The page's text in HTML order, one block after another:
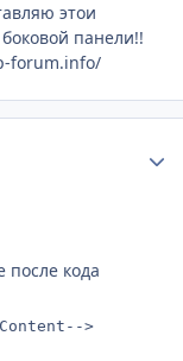
этои
панели!!
forum.info/
кода
>